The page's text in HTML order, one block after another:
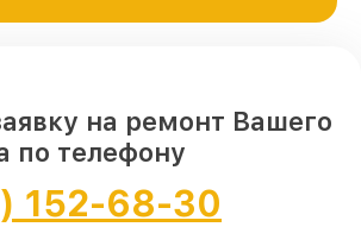
на ремонт Вашего
по телефону
152-68-30